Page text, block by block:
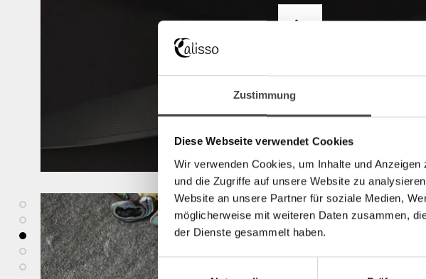
Zustimmung
Diese Webseite verwendet Cookies
Wir verwenden Cookies, um Inhalte und
und die Zugriffe auf unsere Website zu
Website an unsere Partner für soziale Medien,
möglicherweise mit weiteren Daten zusammen,
der Dienste gesammelt haben.
Einwilligungsauswahl